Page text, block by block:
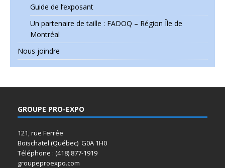
Guide de l’exposant
Un partenaire de taille : FADOQ – Région Île de
Montréal
Nous joindre
GROUPE PRO-EXPO
121, rue Ferrée
Boischatel (Québec) G0A 1H0
Téléphone : (418) 877-1919
groupeproexpo.com